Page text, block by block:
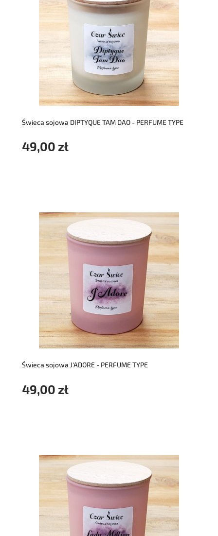
Świeca sojowa DIPTYQUE TAM DAO - PERFUME TYPE
49,00 zł
do koszyka
Świeca sojowa J'ADORE - PERFUME TYPE
49,00 zł
do koszyka